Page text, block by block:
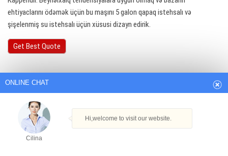
ehtiyaclarını ödəmək üçün bu maşını 5 galon qapaq istehsalı və
şişelenmiş su istehsalı üçün xüsusi dizayn edirik.
Get Best Quote
Cilina